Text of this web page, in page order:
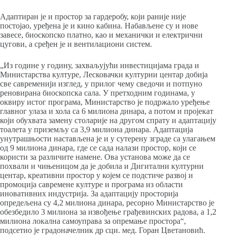
Адаптиран је и простор за гардеробу, који раније није
постојао, уређена је и кино кабина. Набављене су и нове
завесе, биоскопско платно, као и механички и електрични
цугови, а сређен је и вентилациони систем.
„Из године у годину, захваљујући инвестицијама града и
Министарства културе, Лесковачки културни центар добија
све савременији изглед, у прилог чему сведочи и потпуно
реновирана биоскопска сала. У претходним годинама, у
оквиру истог програма, Министарство је подржало уређење
главног улаза и хола са 6 милиона динара, а потом и пројекат
који обухвата замену столарије на другом спрату и адаптацију
тоалета у приземљу са 3,9 милиона динара. Адаптација
унутрашњости настављена је и у сутерену зграде са улагањем
од 9 милиона динара, где се сада налази простор, који се
користи за различите намене. Ова установа може да се
похвали и чињеницом да је добила и Дигитални културни
центар, креативни простор у којем се подстиче развој и
промоција савремене културе и програма из области
иновативних индустрија. За адаптацију просторија
опредељена су 4,2 милиона динара, ресорно Министарство је
обезбедило 3 милиона за извођење грађевинских радова, а 1,2
милиона локална самоуправа за опремање простора“,
подсетио је градоначелник др сци. мед. Горан Цветановић.